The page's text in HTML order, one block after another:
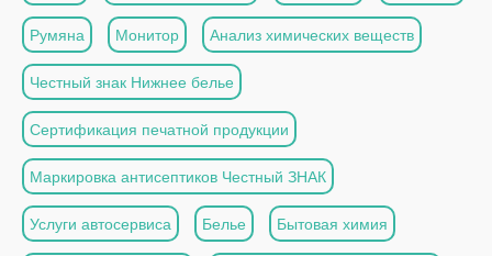
Румяна Монитор Анализ химических веществ
Честный знак Нижнее белье
Сертификация печатной продукции
Маркировка антисептиков Честный ЗНАК
Услуги автосервиса Белье Бытовая химия